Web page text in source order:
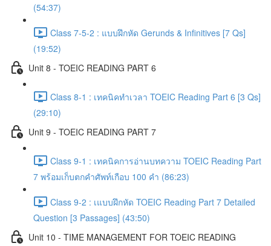
(54:37)
Class 7-5-2 : แบบฝึกหัด Gerunds & Infinitives [7 Qs]
(19:52)
Unit 8 - TOEIC READING PART 6
Class 8-1 : เทคนิคทำเวลา TOEIC Reading Part 6 [3 Qs]
(29:10)
Unit 9 - TOEIC READING PART 7
Class 9-1 : เทคนิคการอ่านบทความ TOEIC Reading Part
7 พร้อมเก็บตกคำศัพท์เกือบ 100 คำ (86:23)
Class 9-2 : เแบบฝึกหัด TOEIC Reading Part 7 Detailed
Question [3 Passages] (43:50)
Unit 10 - TIME MANAGEMENT FOR TOEIC READING